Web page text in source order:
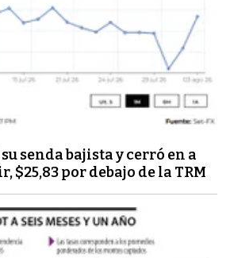
senda bajista y cerró en a
$25,83 por debajo de la TRM